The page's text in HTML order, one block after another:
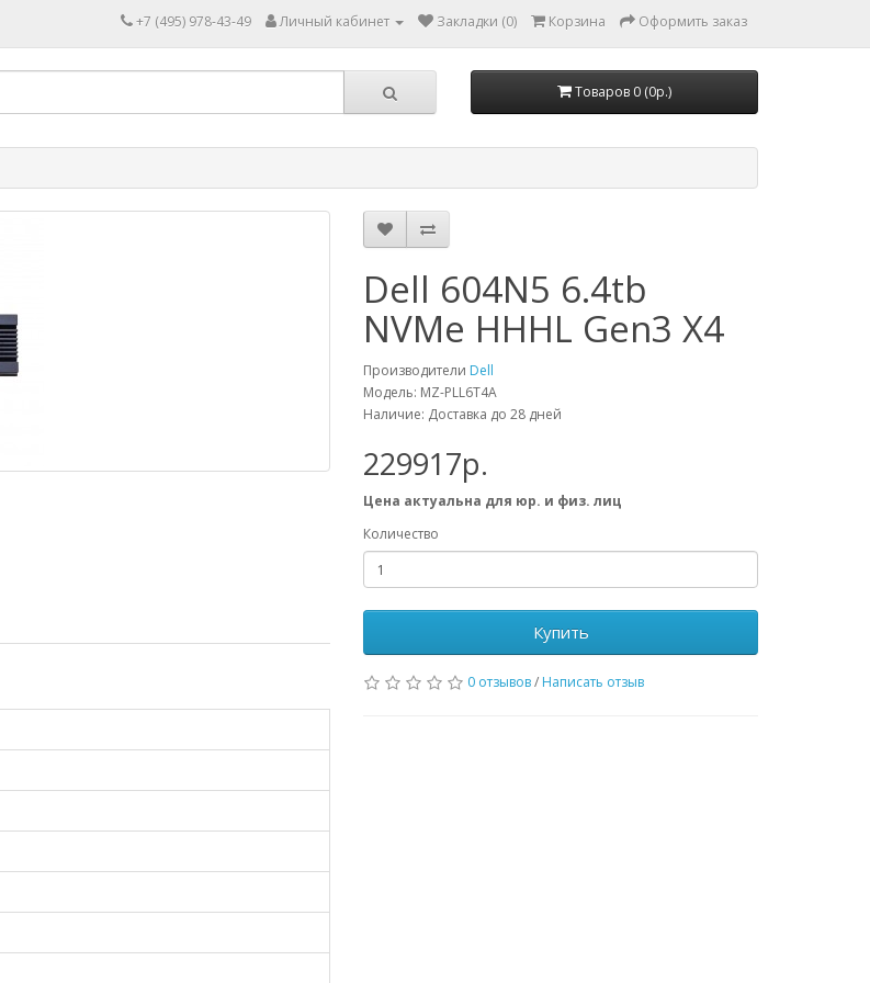
+7 (495) 978-43-49 Личный кабинет Закладки (0) Корзина Оформить заказ
Товаров 0 (0р.)
Dell 604N5 6.4tb
NVMe HHHL Gen3 X4
Производители Dell
Модель: MZ-PLL6T4A
Наличие: Доставка до 28 дней
229917р.
Цена актуальна для юр. и физ. лиц
Количество
Купить
0 отзывов/ Написать отзыв